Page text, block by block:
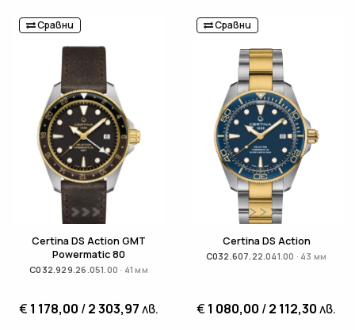
Сравни
Certina DS Action GMT
Powermatic 80
C032.929.26.051.00 · 41 мм
€ 1 178,00 /2 303,97лв.
Сравни
Certina DS Action
C032.607.22.041.00 · 43 мм
€ 1 080,00 /2 112,30лв.